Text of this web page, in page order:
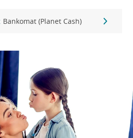
Bankomat (Planet Cash)